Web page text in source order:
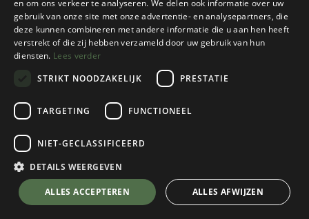
Osprey
Atmos AG LT 65
Night Shift/Scoria Blue
Kies een maat💬 Stel je vraag over dit product via WhatsApp
en om ons verkeer te analyseren. We delen ook informatie over uw
gebruik van onze site met onze advertentie- en analysepartners, die
deze kunnen combineren met andere informatie die u aan hen heeft
verstrekt of die zij hebben verzameld door uw gebruik van hun
diensten. Lees verder
STRIKT NOODZAKELIJK
PRESTATIE
TARGETING FUNCTIONEEL
NIET-GECLASSIFICEERD
DETAILS WEERGEVEN
ALLES ACCEPTEREN ALLES AFWIJZEN